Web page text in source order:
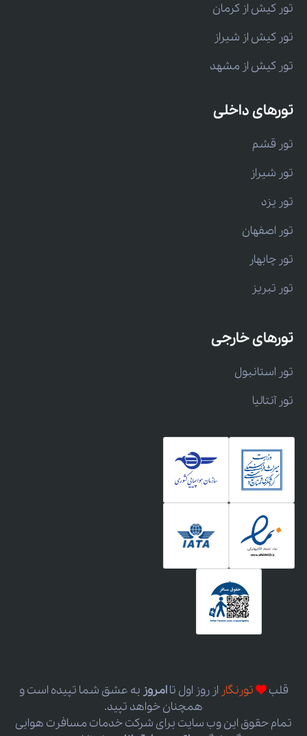
تور کیش از کرمان
تور کیش از شیراز
تور کیش از مشهد
تورهای داخلی
تور قشم
تور شیراز
تور یزد
تور اصفهان
تور چابهار
تور تبریز
تورهای خارجی
تور استانبول
تور آنتالیا
قلب تورنگار از روز اول تاامروز به عشق شما تپیده است و
همچنان خواهد تپید.
تمام حقوق این وب سایت برای شرکت خدمات مسافرت هوایی